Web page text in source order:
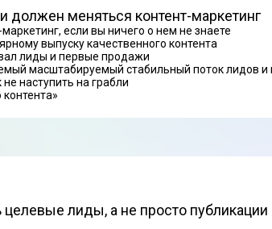
должен меняться контент-маркетинг
если вы ничего о нем не знаете
выпуску качественного контента
лиды и первые продажи
масштабируемый стабильный поток лидов и
наступить на грабли
целевые лиды, а не просто публикации